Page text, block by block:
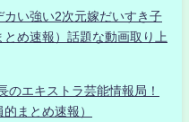
い強い2次元嫁だいすき子
め速報）話題な動画取り上
のエキストラ芸能情報局！
まとめ速報）